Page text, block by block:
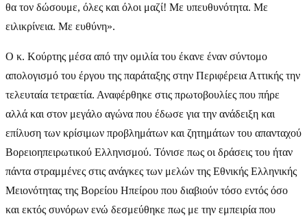
θα τον δώσουμε, όλες και όλοι μαζί! Με υπευθυνότητα. Με
ειλικρίνεια. Με ευθύνη».
Ο κ. Κούρτης μέσα από την ομιλία του έκανε έναν σύντομο
απολογισμό του έργου της παράταξης στην Περιφέρεια Αττικής την
τελευταία τετραετία. Αναφέρθηκε στις πρωτοβουλίες που πήρε
αλλά και στον μεγάλο αγώνα που έδωσε για την ανάδειξη και
επίλυση των κρίσιμων προβλημάτων και ζητημάτων του απανταχού
Βορειοηπειρωτικού Ελληνισμού. Τόνισε πως οι δράσεις του ήταν
πάντα στραμμένες στις ανάγκες των μελών της Εθνικής Ελληνικής
Μειονότητας της Βορείου Ηπείρου που διαβιούν τόσο εντός όσο
και εκτός συνόρων ενώ δεσμεύθηκε πως με την εμπειρία που